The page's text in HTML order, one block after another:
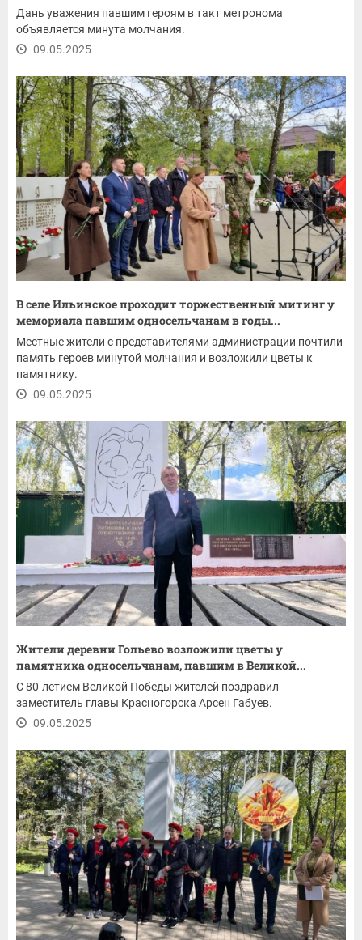
Дань уважения павшим героям в такт метронома
объявляется минута молчания.
09.05.2025
В селе Ильинское проходит торжественный митинг у
мемориала павшим односельчанам в годы...
Местные жители с представителями администрации почтили
память героев минутой молчания и возложили цветы к
памятнику.
09.05.2025
Жители деревни Гольево возложили цветы у
памятника односельчанам, павшим в Великой...
С 80-летием Великой Победы жителей поздравил
заместитель главы Красногорска Арсен Габуев.
09.05.2025